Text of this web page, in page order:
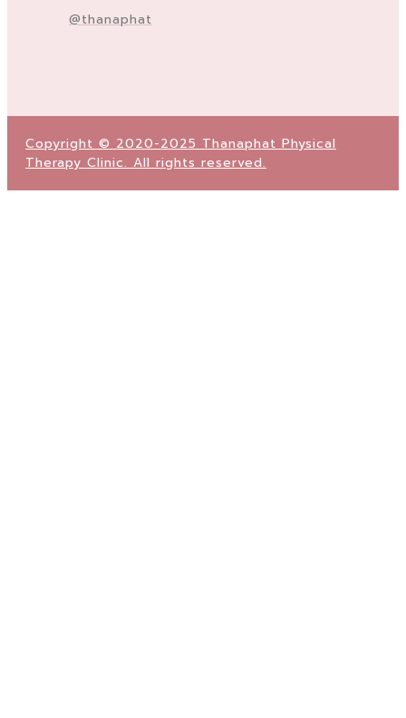
@thanaphat
Copyright © 2020-2025 Thanaphat Physical
Therapy Clinic. All rights reserved.